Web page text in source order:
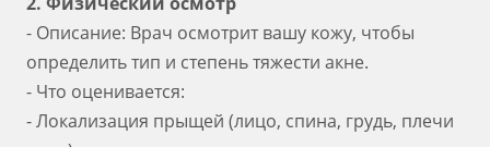
- Описание: Врач осмотрит вашу кожу, чтобы
определить тип и степень тяжести акне.
- Что оценивается:
- Локализация прыщей (лицо, спина, грудь, плечи